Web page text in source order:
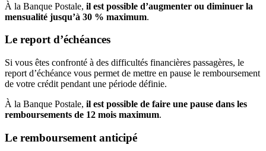
À la Banque Postale, il est possible d’augmenter ou diminuer la
mensualité jusqu’à 30 % maximum.
Le report d’échéances
Si vous êtes confronté à des difficultés financières passagères, le
report d’échéance vous permet de mettre en pause le remboursement
de votre crédit pendant une période définie.
À la Banque Postale, il est possible de faire une pause dans les
remboursements de 12 mois maximum.
Le remboursement anticipé